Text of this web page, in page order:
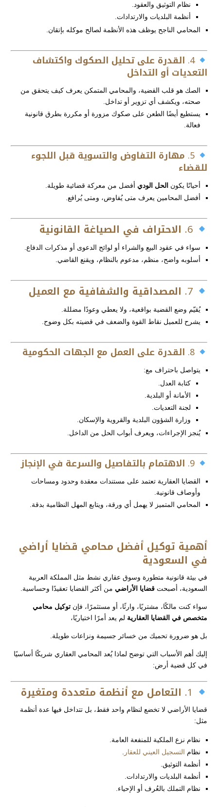
نظام التوثيق والعقود.
أنظمة البلديات والارتدادات.
المحامي الناجح يوظف هذه الأنظمة لصالح موكله بإتقان.
4. القدرة على تحليل الصكوك واكتشاف
التعديات أو التداخل
الصك هو قلب القضية، والمحامي المتمكن يعرف كيف يتحقق من
صحته، ويكشف أي تزوير أو تداخل.
يستطيع أيضًا الطعن على صكوك مزورة أو مكررة بطرق قانونية
فعالة.
5. مهارة التفاوض والتسوية قبل اللجوء
للقضاء
أحيانًا يكون الحل الودي أفضل من معركة قضائية طويلة.
أفضل المحامين يعرف متى يُفاوض، ومتى يُرافع.
الاحتراف في الصياغة القانونية
سواء في عقود البيع والشراء أو لوائح الدعوى أو مذكرات الدفاع.
أسلوبه واضح، منظم، مدعوم بالنظام، ويقنع القاضي.
المصداقية والشفافية مع العميل
يُقيّم وضع القضية بواقعية، ولا يعطي وعودًا مضللة.
يشرح للعميل نقاط القوة والضعف في قضيته بكل وضوح.
8. القدرة على العمل مع الجهات الحكومية
يتواصل باحتراف مع:
كتابة العدل.
الأمانة أو البلدية.
لجنة التعديات.
وزارة الشؤون البلدية والقروية والإسكان.
يُنجز الإجراءات، ويعرف أبواب الحل من الداخل.
9. الاهتمام بالتفاصيل والسرعة في الإنجاز
القضايا العقارية تعتمد على مستندات معقدة وحدود ومساحات
وأوصاف قانونية.
المحامي المتميز لا يهمل أي ورقة، ويتابع المهل النظامية بدقة.
أهمية توكيل أفضل محامي قضايا أراضي
في السعودية
في بيئة قانونية متطورة وسوق عقاري نشط مثل المملكة العربية
السعودية، أصبحت قضايا الأراضي من أكثر القضايا تعقيدًا وحساسية.
سواء كنت مالكًا، مشتريًا، وارثًا، أو مستثمرًا، فإن توكيل محامي
متخصص في القضايا العقارية لم يعد أمرًا اختياريًا،
بل هو ضرورة تحميك من خسائر جسيمة ونزاعات طويلة.
إليك أهم الأسباب التي توضح لماذا يُعد المحامي العقاري شريكًا أساسيًا
في كل قضية أرض:
التعامل مع أنظمة متعددة ومتغيرة
قضايا الأراضي لا تخضع لنظام واحد فقط، بل تتداخل فيها عدة أنظمة
مثل:
نظام نزع الملكية للمنفعة العامة.
نظام التسجيل العيني للعقار .
أنظمة التوثيق.
أنظمة البلديات والارتدادات.
نظام التملك بالعُرف أو الإحياء.